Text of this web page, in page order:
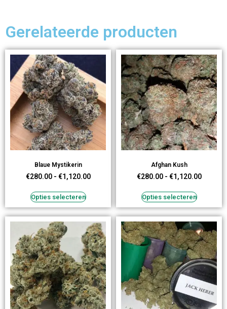
Gerelateerde producten
Blaue Mystikerin
€280.00 - €1,120.00
Opties selecteren
Afghan Kush
€280.00 - €1,120.00
Opties selecteren